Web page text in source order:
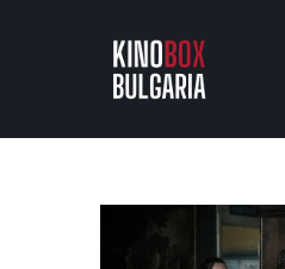
KINOBOX